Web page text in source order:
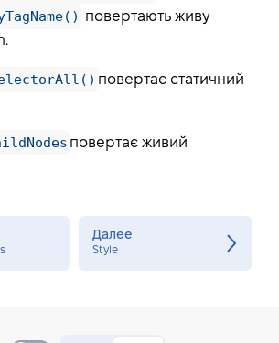
повертають живу
повертає статичний
повертає живий
Далее
Style